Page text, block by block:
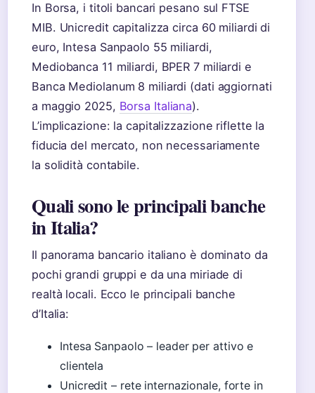
In Borsa, i titoli bancari pesano sul FTSE
MIB. Unicredit capitalizza circa 60 miliardi di
euro, Intesa Sanpaolo 55 miliardi,
Mediobanca 11 miliardi, BPER 7 miliardi e
Banca Mediolanum 8 miliardi (dati aggiornati
a maggio 2025, Borsa Italiana).
L’implicazione: la capitalizzazione riflette la
fiducia del mercato, non necessariamente
la solidità contabile.
Quali sono le principali banche
in Italia?
Il panorama bancario italiano è dominato da
pochi grandi gruppi e da una miriade di
realtà locali. Ecco le principali banche
d’Italia:
Intesa Sanpaolo – leader per attivo e
clientela
Unicredit – rete internazionale, forte in